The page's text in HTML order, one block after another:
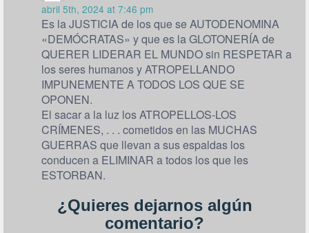
abril 5th, 2024 at 7:46 pm
Es la JUSTICIA de los que se AUTODENOMINA
«DEMÓCRATAS» y que es la GLOTONERÍA de
QUERER LIDERAR EL MUNDO sin RESPETAR a
los seres humanos y ATROPELLANDO
IMPUNEMENTE A TODOS LOS QUE SE
OPONEN.
El sacar a la luz los ATROPELLOS-LOS
CRÍMENES, . . . cometidos en las MUCHAS
GUERRAS que llevan a sus espaldas los
conducen a ELIMINAR a todos los que les
ESTORBAN.
¿Quieres dejarnos algún
comentario?